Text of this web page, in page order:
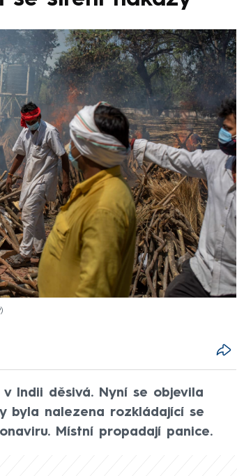
Indii děsivá. Nyní se objevila
byla nalezena rozkládající se
Místní propadají panice.